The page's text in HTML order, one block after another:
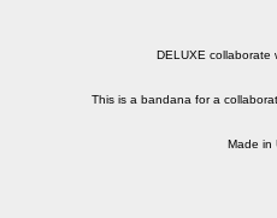
DELUXE collaborate
This is a bandana for a
Made in